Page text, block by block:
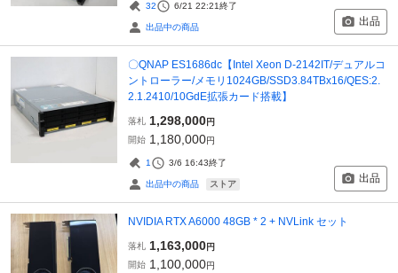
32 6/21 22:21終了
出品中の商品 出品
〇QNAP ES1686dc【Intel Xeon D-2142IT/デュアルコ
ントローラー/メモリ1024GB/SSD3.84TBx16/QES:2.
2.1.2410/10GdE拡張カード搭載】
落札 1,298,000円
開始 1,180,000円
1 3/6 16:43終了
出品中の商品 ストア 出品
NVIDIA RTX A6000 48GB * 2 + NVLink セット
落札 1,163,000円
開始 1,100,000円